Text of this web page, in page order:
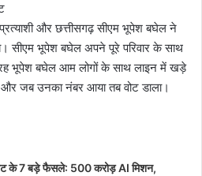
और छत्तीसगढ़ सीएम भूपेश बघेल ने
सीएम भूपेश बघेल अपने पूरे परिवार के साथ
भूपेश बघेल आम लोगों के साथ लाइन में खड़े
और जब उनका नंबर आया तब वोट डाला।
के 7 बड़े फैसले: 500 करोड़ AI मिशन,